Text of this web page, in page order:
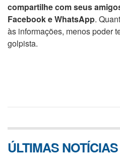
compartilhe com seus
Facebook e WhatsApp.
às informações, menos poder
golpista.
ÚLTIMAS NOTÍCIAS